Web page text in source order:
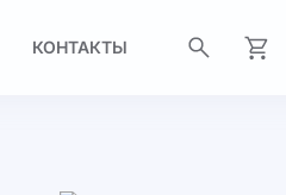
КОНТАКТЫ